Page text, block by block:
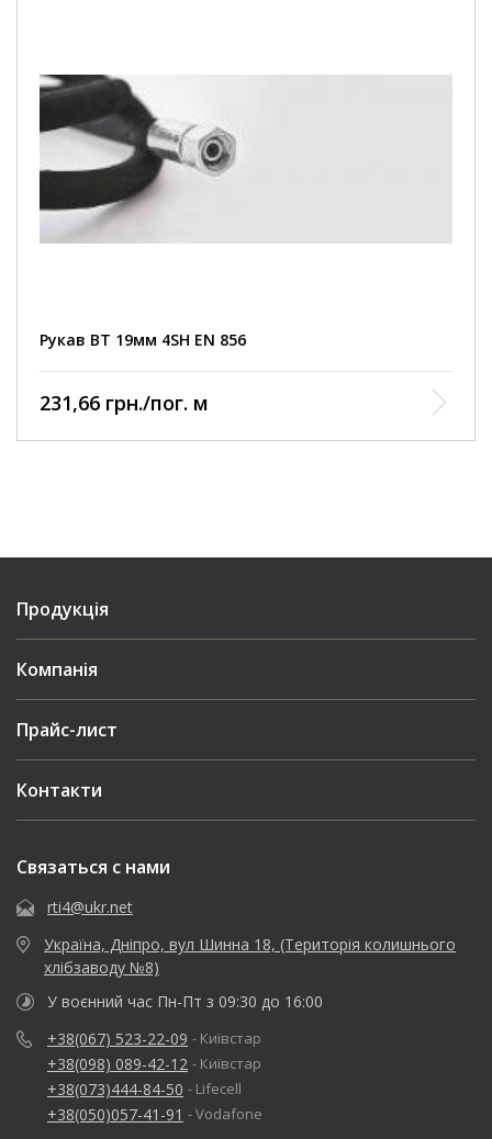
Рукав ВТ 19мм 4SН EN 856
Внутрішній шар: маслостійка синтетична
гума
стирання
Робоча температура: від - 40 ° С до + 100 ° С
(max +120 ° С)
231,66 грн./пог. м
Продукція
Компанія
Прайс-лист
Контакти
Связаться с нами
rti4@ukr.net
Україна, Дніпро, вул Шинна 18, (Територія колишнього
хлібзаводу №8)
У воєнний час Пн-Пт з 09:30 до 16:00
+38(067) 523-22-09 - Київстар
+38(098) 089-42-12 - Київстар
+38(073)444-84-50 - Lifecell
+38(050)057-41-91 - Vodafone